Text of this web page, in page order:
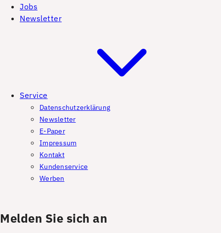
Jobs
Newsletter
Service
Datenschutzerklärung
Newsletter
E-Paper
Impressum
Kontakt
Kundenservice
Werben
Melden Sie sich an